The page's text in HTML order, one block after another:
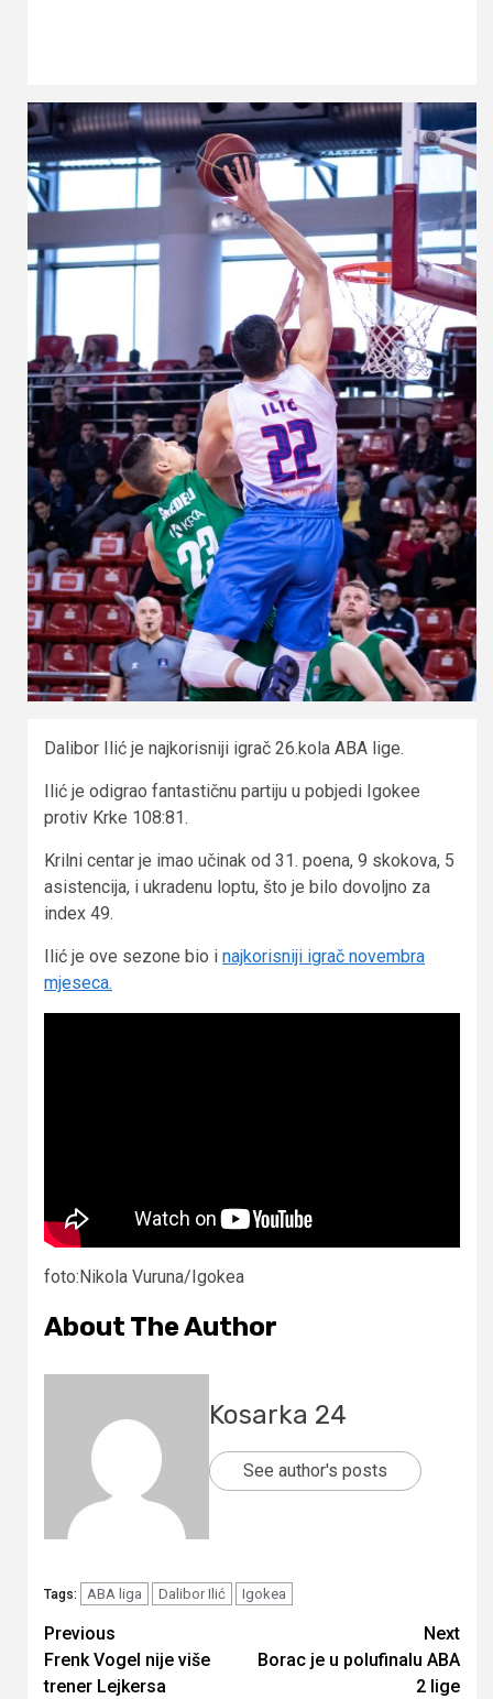
Dalibor Ilić je najkorisniji igrač 26.kola ABA lige.
Ilić je odigrao fantastičnu partiju u pobjedi Igokee
protiv Krke 108:81.
Krilni centar je imao učinak od 31. poena, 9 skokova, 5
asistencija, i ukradenu loptu, što je bilo dovoljno za
index 49.
Ilić je ove sezone bio i najkorisniji igrač novembra
mjeseca.
foto:Nikola Vuruna/Igokea
About The Author
Kosarka 24
See author's posts
Tags: ABA liga Dalibor Ilić Igokea
Continue
Reading
Previous
Frenk Vogel nije više
trener Lejkersa
Next
Borac je u polufinalu ABA
2 lige